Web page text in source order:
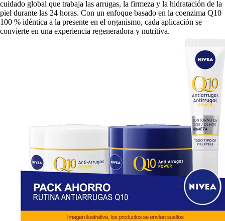
cuidado global que trabaja las arrugas, la firmeza y la hidratación de la
piel durante las 24 horas. Con un enfoque basado en la coenzima Q10
100 % idéntica a la presente en el organismo, cada aplicación se
convierte en una experiencia regeneradora y nutritiva.